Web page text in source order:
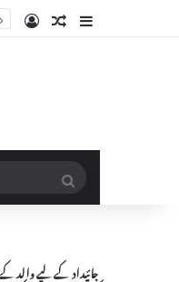
Log InRandom Article
Sidebar
Search
for
جائیداد کے لیے والد